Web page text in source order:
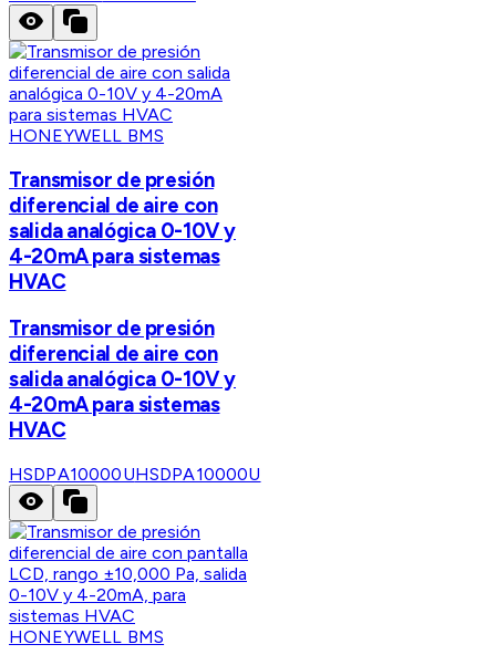
HONEYWELL BMS
Transmisor de presión
diferencial de aire con
salida analógica 0-10V y
4-20mA para sistemas
HVAC
Transmisor de presión
diferencial de aire con
salida analógica 0-10V y
4-20mA para sistemas
HVAC
HSDPA10000UHSDPA10000U
HONEYWELL BMS